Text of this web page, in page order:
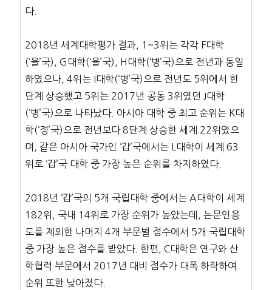
다.
2018년 세계대학평가 결과, 1~3위는 각각 F대학
(‘을’국), G대학(‘을’국), H대학(‘병’국)으로 전년과 동일
하였으나, 4위는 I대학(‘병’국)으로 전년도 5위에서 한
단계 상승했고 5위는 2017년 공동 3위였던 J대학
(‘병’국)으로 나타났다. 아시아 대학 중 최고 순위는 K대
학(‘정’국)으로 전년보다 8단계 상승한 세계 22위였으
며, 같은 아시아 국가인 ‘갑’국에서는 L대학이 세계 63
위로 ‘갑’국 대학 중 가장 높은 순위를 차지하였다.
2018년 ‘갑’국의 5개 국립대학 중에서는 A대학이 세계
182위, 국내 14위로 가장 순위가 높았는데, 논문인용
도를 제외한 나머지 4개 부문별 점수에서 5개 국립대학
중 가장 높은 점수를 받았다. 한편, C대학은 연구와 산
학협력 부문에서 2017년 대비 점수가 대폭 하락하여
순위 또한 낮아졌다.